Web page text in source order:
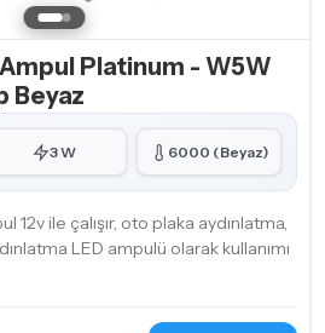
Platinum - W5W
Beyaz
3 W 6000 (Beyaz)
12v ile çalışır, oto plaka aydınlatma,
LED ampulü olarak kullanımı